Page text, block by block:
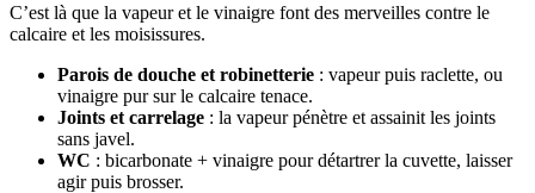
C’est là que la vapeur et le vinaigre font des merveilles contre le
calcaire et les moisissures.
Parois de douche et robinetterie : vapeur puis raclette, ou
vinaigre pur sur le calcaire tenace.
Joints et carrelage : la vapeur pénètre et assainit les joints
sans javel.
WC : bicarbonate + vinaigre pour détartrer la cuvette, laisser
agir puis brosser.